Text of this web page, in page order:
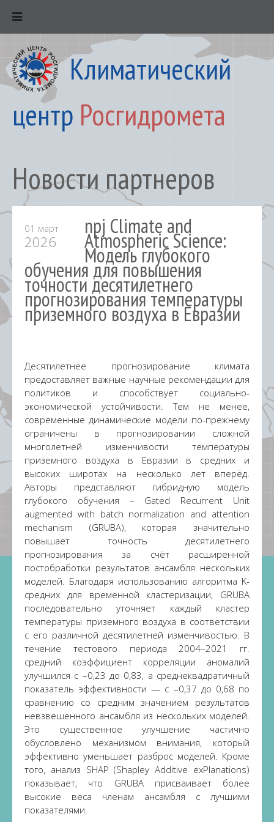
Климатический
центр Росгидромета
Новости партнеров
01 март
2026
npj Climate and
Atmospheric Science:
Модель глубокого
обучения для повышения
точности десятилетнего
прогнозирования температуры
приземного воздуха в Евразии
Десятилетнее прогнозирование климата
предоставляет важные научные рекомендации для
политиков и способствует социально-
экономической устойчивости. Тем не менее,
современные динамические модели по-прежнему
ограничены в прогнозировании сложной
многолетней изменчивости температуры
приземного воздуха в Евразии в средних и
высоких широтах на несколько лет вперёд.
Авторы представляют гибридную модель
глубокого обучения – Gated Recurrent Unit
augmented with batch normalization and attention
mechanism (GRUBA), которая значительно
повышает точность десятилетнего
прогнозирования за счёт расширенной
постобработки результатов ансамбля нескольких
моделей. Благодаря использованию алгоритма K-
средних для временной кластеризации, GRUBA
последовательно уточняет каждый кластер
температуры приземного воздуха в соответствии
с его различной десятилетней изменчивостью. В
течение тестового периода 2004–2021 гг.
средний коэффициент корреляции аномалий
улучшился с –0,23 до 0,83, а среднеквадратичный
показатель эффективности — с –0,37 до 0,68 по
сравнению со средним значением результатов
невзвешенного ансамбля из нескольких моделей.
Это существенное улучшение частично
обусловлено механизмом внимания, который
эффективно уменьшает разброс моделей. Кроме
того, анализ SHAP (Shapley Additive exPlanations)
показывает, что GRUBA присваивает более
высокие веса членам ансамбля с лучшими
показателями.